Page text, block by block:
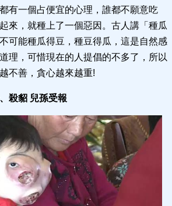
有一個占便宜的心理，誰都不願意吃
來，就種上了一個惡因。古人講「種瓜
可能種瓜得豆，種豆得瓜，這是自然感
理，可惜現在的人提倡的不多了，所以
不善，貪心越來越重!
殺貂 兒孫受報